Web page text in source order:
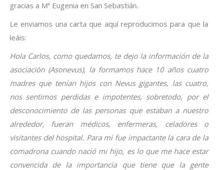
gracias a Mª Eugenia en San Sebastián.
Le enviamos una carta que aquí reproducimos para que la
leáis:
Hola Carlos, como quedamos, te dejo la información de la
asociación (Asonevus), la formamos hace 10 años cuatro
madres que tenían hijos con Nevus gigantes, las cuatro,
nos sentimos perdidas e impotentes, sobretodo, por el
desconocimiento de las personas que estaban a nuestro
alrededor, fueran médicos, enfermeras, celadores o
visitantes del hospital. Para mi fue impactante la cara de la
comadrona cuando nació mi hijo, es lo que me hace estar
convencida de la importancia que tiene que la gente